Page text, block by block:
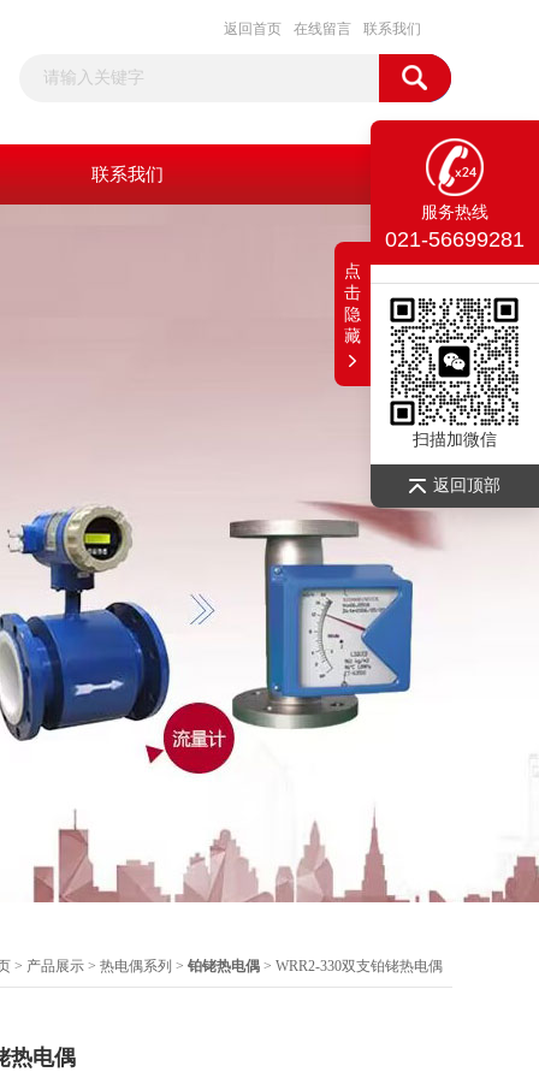
返回首页 在线留言 联系我们
联系我们
> 产品展示 > 热电偶系列 > 铂铑热电偶 > WRR2-330双支铂铑热电偶
热电偶
服务热线
021-56699281
扫描加微信
返回顶部
点
击
隐
藏